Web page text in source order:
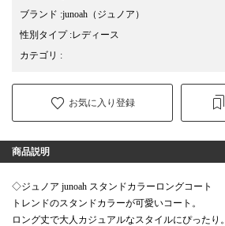
ブランド :junoah （ジュノア）
性別タイプ:レディース
カテゴリ :
お気に入り登録
商品説明
◇ジュノア junoah スタンドカラーロングコート
トレンドのスタンドカラーが可愛いコート。
ロング丈で大人カジュアルなスタイルにぴったり。